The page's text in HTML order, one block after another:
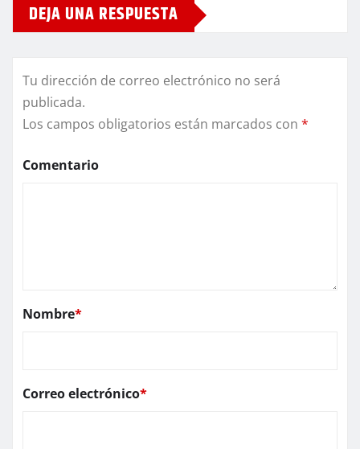
DEJA UNA RESPUESTA
Tu dirección de correo electrónico no será
publicada.
Los campos obligatorios están marcados con *
Comentario
Nombre*
Correo electrónico*